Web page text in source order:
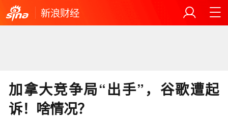
新浪财经
加拿大竞争局“出手”，谷歌遭起
诉！啥情况？